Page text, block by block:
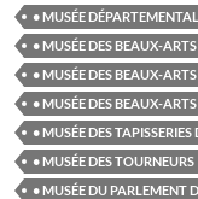
• MUSÉE
• MUSÉE DES BEAUX-ARTS
• MUSÉE DES BEAUX-
• MUSÉE DES BEAUX-
• MUSÉE DES
• MUSÉE DES TOURNEURS
• MUSÉE DU PARLEMENT